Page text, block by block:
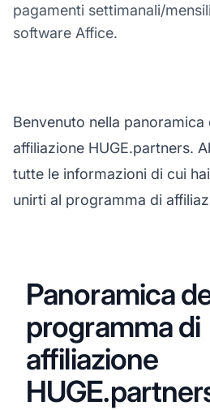
pagamenti settimanali/
software Affice.
Benvenuto nella
affiliazione HUGE.partners.
tutte le informazioni di cui
unirti al programma di
Panoramica
programma di
affiliazione